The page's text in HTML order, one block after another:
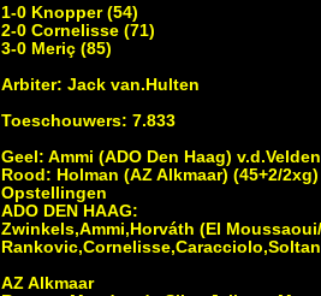
1-0 Knopper (54)
2-0 Cornelisse (71)
3-0 Meriç (85)
Arbiter: Jack van.Hulten
Toeschouwers: 7.833
Geel: Ammi (ADO Den Haag)
Rood: Holman (AZ Alkmaar) (45+2/2xg)
Opstellingen
ADO DEN HAAG:
Zwinkels,Ammi,Horváth (El
AZ Alkmaar